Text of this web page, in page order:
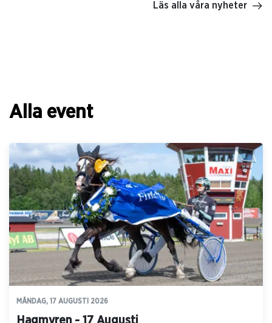
Läs alla våra nyheter
Alla event
MÅNDAG, 17 AUGUSTI 2026